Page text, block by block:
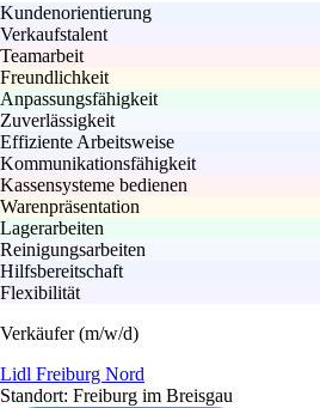
Kundenorientierung
Verkaufstalent
Teamarbeit
Freundlichkeit
Anpassungsfähigkeit
Zuverlässigkeit
Effiziente Arbeitsweise
Kommunikationsfähigkeit
Kassensysteme bedienen
Warenpräsentation
Lagerarbeiten
Reinigungsarbeiten
Hilfsbereitschaft
Flexibilität
Verkäufer (m/w/d)
Lidl Freiburg Nord
Standort: Freiburg im Breisgau